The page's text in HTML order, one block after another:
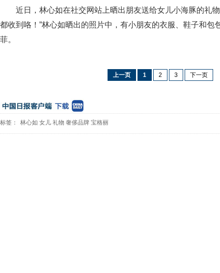
近日，林心如在社交网站上晒出朋友送给女儿小海豚的礼
都收到咯！”林心如晒出的照片中，有小朋友的衣服、鞋子和包
菲。
上一页 1 2 3 下一页
标签： 林心如 女儿 礼物 奢侈品牌 宝格丽